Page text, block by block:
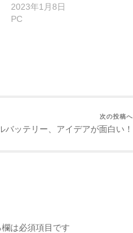
2023年1月8日
PC
次の投稿へ
バッテリー、アイデアが面白い！
は必須項目です